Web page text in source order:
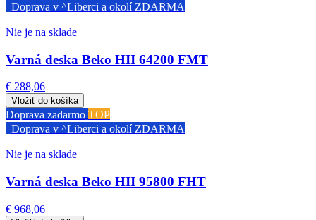
Doprava v ^Liberci a okolí ZDARMA
Nie je na sklade
Varná deska Beko HII 64200 FMT
€ 288,06
Doprava zadarmo TOP
Doprava v ^Liberci a okolí ZDARMA
Nie je na sklade
Varná deska Beko HII 95800 FHT
€ 968,06